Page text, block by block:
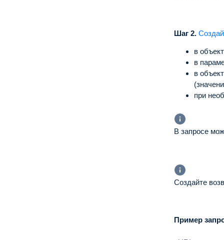
Шаг 2.
в
в
в
при
В запросе
Создайте
Пример